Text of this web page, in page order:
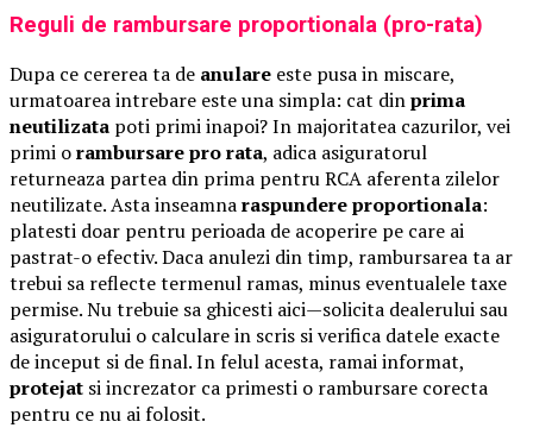
Reguli de rambursare proportionala (pro-rata)
Dupa ce cererea ta de anulare este pusa in miscare,
urmatoarea intrebare este una simpla: cat dinprima
neutilizata poti primi inapoi? In majoritatea cazurilor, vei
primi orambursare pro rata, adica asiguratorul
returneaza partea din prima pentru RCA aferenta zilelor
neutilizate. Asta inseamnaraspundere proportionala:
platesti doar pentru perioada de acoperire pe care ai
pastrat-o efectiv. Daca anulezi din timp, rambursarea ta ar
trebui sa reflecte termenul ramas, minus eventualele taxe
permise. Nu trebuie sa ghicesti aici—solicita dealerului sau
asiguratorului o calculare in scris si verifica datele exacte
de inceput si de final. In felul acesta, ramai informat,
protejat si increzator ca primesti o rambursare corecta
pentru ce nu ai folosit.